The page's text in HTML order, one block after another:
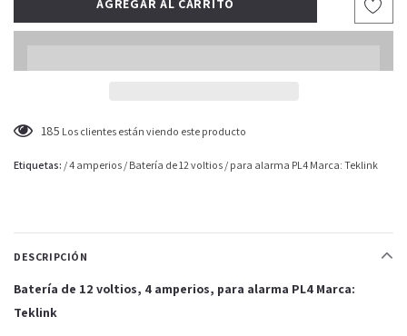
185 Los clientes están viendo este producto
Etiquetas: /4 amperios / Batería de 12 voltios / para alarma PL4 Marca: Teklink
DESCRIPCIÓN
Batería de 12 voltios, 4 amperios, para alarma PL4 Marca:
Teklink